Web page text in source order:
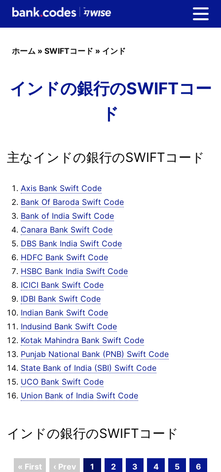
ホーム » SWIFTコード » インド
インドの銀行のSWIFTコー
ド
主なインドの銀行のSWIFTコード
Axis Bank Swift Code
Bank Of Baroda Swift Code
Bank of India Swift Code
Canara Bank Swift Code
DBS Bank India Swift Code
HDFC Bank Swift Code
HSBC Bank India Swift Code
ICICI Bank Swift Code
IDBI Bank Swift Code
Indian Bank Swift Code
Indusind Bank Swift Code
Kotak Mahindra Bank Swift Code
Punjab National Bank (PNB) Swift Code
State Bank of India (SBI) Swift Code
UCO Bank Swift Code
Union Bank of India Swift Code
インドの銀行のSWIFTコード
« First ‹ Prev 1 2 3 4 5
6